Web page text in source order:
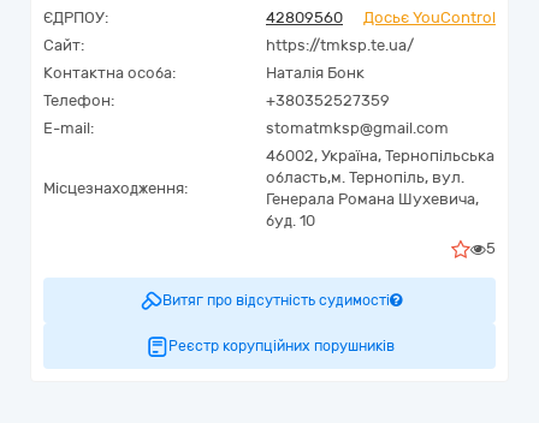
ЄДРПОУ:
42809560
Досьє YouControl
Сайт:
https://tmksp.te.ua/
Контактна особа:
Наталія Бонк
Телефон:
+380352527359
E-mail:
stomatmksp@gmail.com
Місцезнаходження:
46002, Україна, Тернопільська
область,м. Тернопіль, вул.
Генерала Романа Шухевича,
буд. 10
5
Витяг про відсутність судимості
Реєстр корупційних порушників